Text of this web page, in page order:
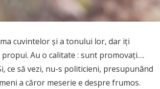
cuvintelor și a tonului lor, dar iți
Au o calitate : sunt promovați….
ce să vezi, nu-s politicieni, presupunând
a căror meserie e despre frumos.